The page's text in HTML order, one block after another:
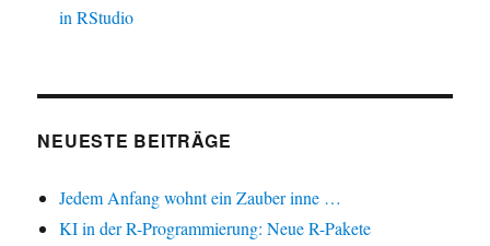
in RStudio
NEUESTE BEITRÄGE
Jedem Anfang wohnt ein Zauber inne …
KI in der R-Programmierung: Neue R-Pakete